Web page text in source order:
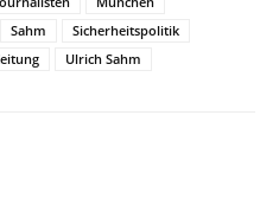
Sahm
Sicherheitspolitik
Ulrich Sahm